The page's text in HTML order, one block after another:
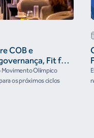
COB e
Fit for
Brasil em
Movimento Olímpico
os próximos ciclos